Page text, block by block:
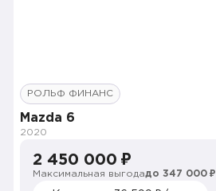
РОЛЬФ ФИНАНС
Mazda 6
2020
2 450 000 ₽
Максимальная выгодадо 347 000 ₽